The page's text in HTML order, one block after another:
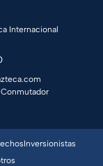
Internacional
Conmutador
Inversionistas